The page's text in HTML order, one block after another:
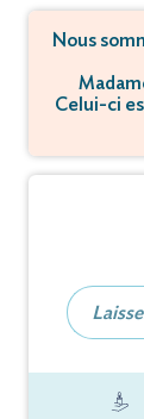
Nous
Celui-ci